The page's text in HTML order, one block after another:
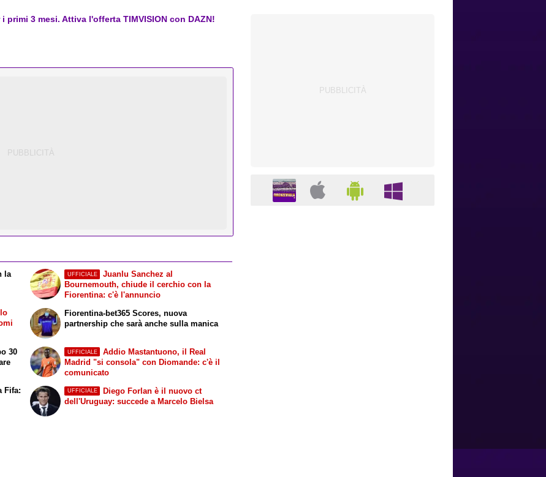
primi 3 mesi. Attiva l'offerta TIMVISION con DAZN!
la
UFFICIALE
Juanlu Sanchez al
Bournemouth, chiude il cerchio con la
Fiorentina: c'è l'annuncio
Fiorentina-bet365 Scores, nuova
partnership che sarà anche sulla manica
30
Fifa:
UFFICIALE
Addio Mastantuono, il Real
Madrid "si consola" con Diomande: c'è il
comunicato
UFFICIALE
Diego Forlan è il nuovo ct
dell'Uruguay: succede a Marcelo Bielsa